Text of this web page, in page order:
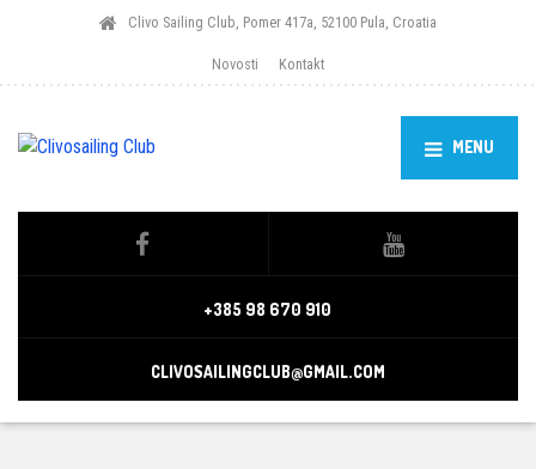
Clivo Sailing Club, Pomer 417a, 52100 Pula, Croatia
Novosti Kontakt
MENU
+385 98 670 910
CLIVOSAILINGCLUB@GMAIL.COM